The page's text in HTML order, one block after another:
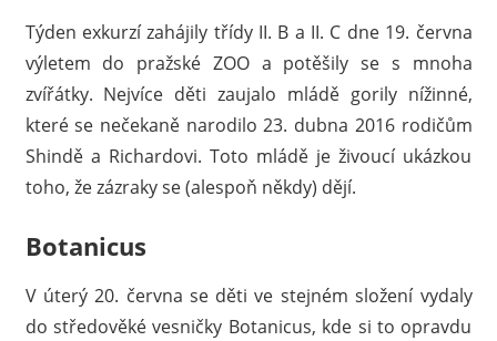
Týden exkurzí zahájily třídy II. B a II. C dne 19. června
výletem do pražské ZOO a potěšily se s mnoha
zvířátky. Nejvíce děti zaujalo mládě gorily nížinné,
které se nečekaně narodilo 23. dubna 2016 rodičům
Shindě a Richardovi. Toto mládě je živoucí ukázkou
toho, že zázraky se (alespoň někdy) dějí.
Botanicus
V úterý 20. června se děti ve stejném složení vydaly
do středověké vesničky Botanicus, kde si to opravdu